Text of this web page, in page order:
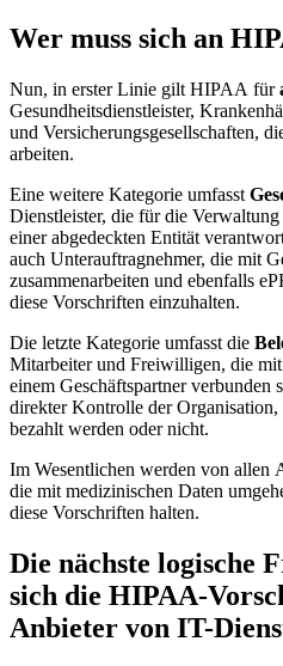
Wer muss sich an
Nun, in erster Linie gilt HIPAA für
Gesundheitsdienstleister,
und Versicherungsgesellschaften,
arbeiten.
Eine weitere Kategorie umfasst
Dienstleister, die für die
einer abgedeckten Entität
auch Unterauftragnehmer, die mit
zusammenarbeiten und ebenfalls
diese Vorschriften einzuhalten.
Die letzte Kategorie umfasst die
Mitarbeiter und Freiwilligen, die
einem Geschäftspartner verbunden
direkter Kontrolle der
bezahlt werden oder nicht.
Im Wesentlichen werden von allen
die mit medizinischen Daten
diese Vorschriften halten.
Die nächste logische
sich die HIPAA-
Anbieter von IT-